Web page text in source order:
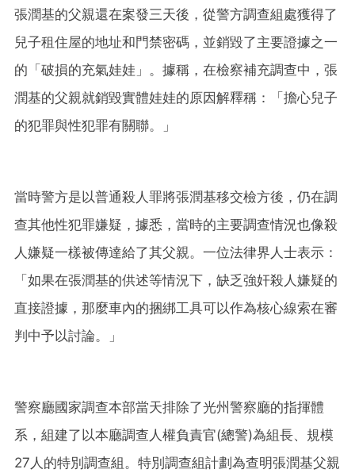
張潤基的父親還在案發三天後，從警方調查組處獲得了
兒子租住屋的地址和門禁密碼，並銷毀了主要證據之一
的「破損的充氣娃娃」。據稱，在檢察補充調查中，張
潤基的父親就銷毀實體娃娃的原因解釋稱：「擔心兒子
的犯罪與性犯罪有關聯。」
當時警方是以普通殺人罪將張潤基移交檢方後，仍在調
查其他性犯罪嫌疑，據悉，當時的主要調查情況也像殺
人嫌疑一樣被傳達給了其父親。一位法律界人士表示：
「如果在張潤基的供述等情況下，缺乏強奸殺人嫌疑的
直接證據，那麼車內的捆綁工具可以作為核心線索在審
判中予以討論。」
警察廳國家調查本部當天排除了光州警察廳的指揮體
系，組建了以本廳調查人權負責官(總警)為組長、規模
27人的特別調查組。特別調查組計劃為查明張潤基父親